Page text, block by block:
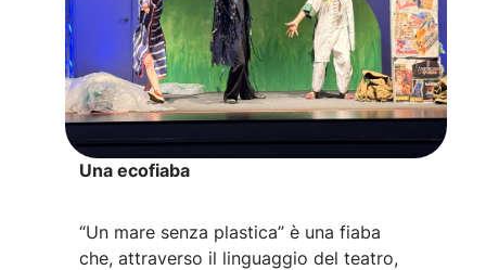
Una ecofiaba
“Un mare senza plastica” è una fiaba
che, attraverso il linguaggio del teatro,